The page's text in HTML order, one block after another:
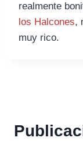
realmente
los Halcones,
muy rico.